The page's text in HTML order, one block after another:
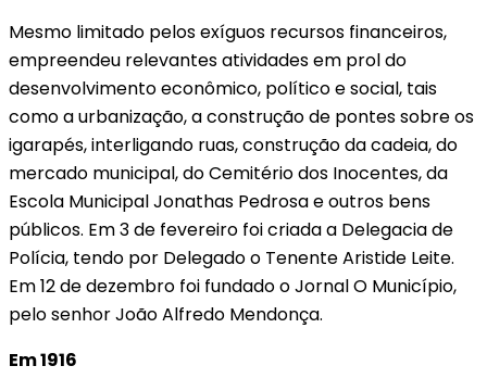
Mesmo limitado pelos exíguos recursos financeiros,
empreendeu relevantes atividades em prol do
desenvolvimento econômico, político e social, tais
como a urbanização, a construção de pontes sobre os
igarapés, interligando ruas, construção da cadeia, do
mercado municipal, do Cemitério dos Inocentes, da
Escola Municipal Jonathas Pedrosa e outros bens
públicos. Em 3 de fevereiro foi criada a Delegacia de
Polícia, tendo por Delegado o Tenente Aristide Leite.
Em 12 de dezembro foi fundado o Jornal O Município,
pelo senhor João Alfredo Mendonça.
Em 1916